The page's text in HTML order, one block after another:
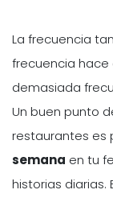
La frecuencia
frecuencia hace
demasiada
Un buen punto
restaurantes es
semana en tu
historias diarias.